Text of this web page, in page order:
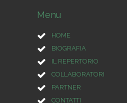
Menu
HOME
BIOGRAFIA
IL REPERTORIO
COLLABORATORI
PARTNER
CONTATTI